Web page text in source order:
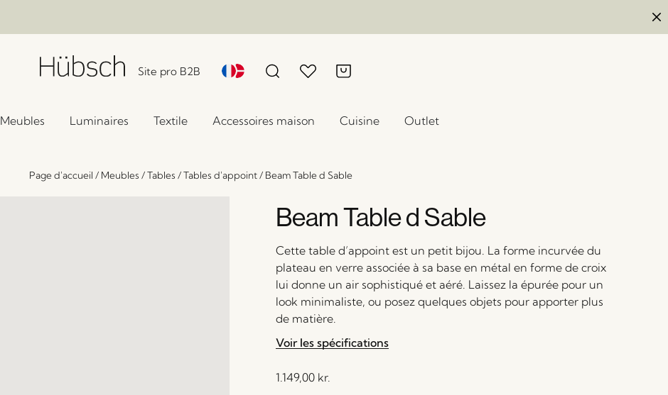
Site pro B2B
Meubles Luminaires Textile Accessoires maison Cuisine Outlet
Page d'accueil / Meubles /Tables /Tables d'appoint/ Beam Table d Sable
Beam Table d Sable
Cette table d’appoint est un petit bijou. La forme incurvée du
plateau en verre associée à sa base en métal en forme de croix
lui donne un air sophistiqué et aéré. Laissez la épurée pour un
look minimaliste, ou posez quelques objets pour apporter plus
de matière.
Voir les spécifications
1.149,00 kr.